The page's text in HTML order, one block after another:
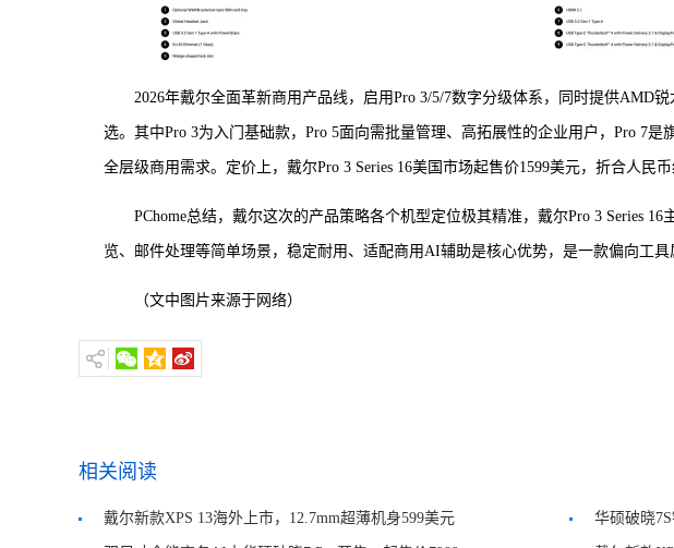
2026年戴尔全面革新商用产品线，启用Pro 3/5/7数字分级体系，同时提供AMD
选。其中Pro 3为入门基础款，Pro 5面向需批量管理、高拓展性的企业用户，Pro 7是
全层级商用需求。定价上，戴尔Pro 3 Series 16美国市场起售价1599美元，折合人民币
PChome总结，戴尔这次的产品策略各个机型定位极其精准，戴尔Pro 3 Series
览、邮件处理等简单场景，稳定耐用、适配商用AI辅助是核心优势，是一款偏向工具
（文中图片来源于网络）
相关阅读
戴尔新款XPS 13海外上市，12.7mm超薄机身599美元 华硕破晓